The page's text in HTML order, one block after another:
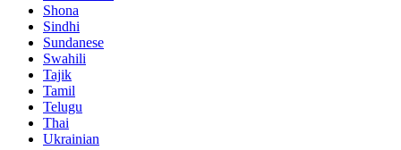
Shona
Sindhi
Sundanese
Swahili
Tajik
Tamil
Telugu
Thai
Ukrainian